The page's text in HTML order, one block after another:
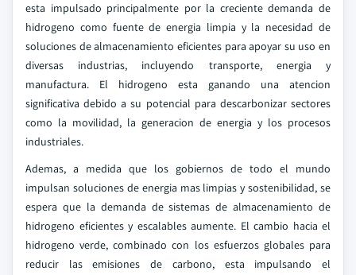
esta impulsado principalmente por la creciente demanda de
hidrogeno como fuente de energia limpia y la necesidad de
soluciones de almacenamiento eficientes para apoyar su uso en
diversas industrias, incluyendo transporte, energia y
manufactura. El hidrogeno esta ganando una atencion
significativa debido a su potencial para descarbonizar sectores
como la movilidad, la generacion de energia y los procesos
industriales.
Ademas, a medida que los gobiernos de todo el mundo
impulsan soluciones de energia mas limpias y sostenibilidad, se
espera que la demanda de sistemas de almacenamiento de
hidrogeno eficientes y escalables aumente. El cambio hacia el
hidrogeno verde, combinado con los esfuerzos globales para
reducir las emisiones de carbono, esta impulsando el